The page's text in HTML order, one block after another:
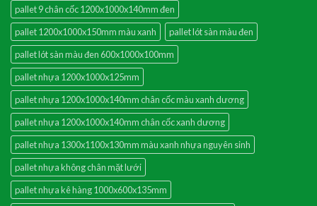
pallet 9 chân cốc 1200x1000x140mm đen
pallet 1200x1000x150mm màu xanh
pallet lót sàn màu đen
pallet lót sàn màu đen 600x1000x100mm
pallet nhựa 1200x1000x125mm
pallet nhựa 1200x1000x140mm chân cốc màu xanh dương
pallet nhựa 1200x1000x140mm chân cốc xanh dương
pallet nhựa 1300x1100x130mm màu xanh nhựa nguyên sinh
pallet nhựa không chân mặt lưới
pallet nhựa kê hàng 1000x600x135mm